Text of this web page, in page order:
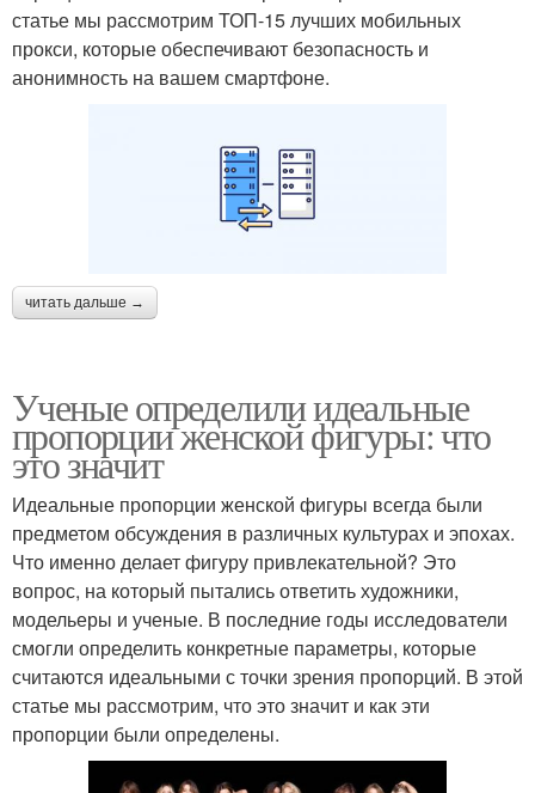
статье мы рассмотрим ТОП-15 лучших мобильных
прокси, которые обеспечивают безопасность и
анонимность на вашем смартфоне.
читать дальше →
Ученые определили идеальные
пропорции женской фигуры: что
это значит
Идеальные пропорции женской фигуры всегда были
предметом обсуждения в различных культурах и эпохах.
Что именно делает фигуру привлекательной? Это
вопрос, на который пытались ответить художники,
модельеры и ученые. В последние годы исследователи
смогли определить конкретные параметры, которые
считаются идеальными с точки зрения пропорций. В этой
статье мы рассмотрим, что это значит и как эти
пропорции были определены.